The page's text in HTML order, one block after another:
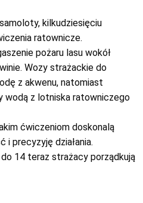
kilkudziesięciu
ratownicze.
pożaru lasu wokół
Wozy strażackie do
z akwenu, natomiast
wodą z lotniska ratowniczego
ćwiczeniom doskonalą
i precyzyję działania.
14 teraz strażacy porządkują